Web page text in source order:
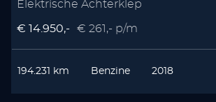
Elektrische Achterklep
€ 14.950,- € 261,- p/m
194.231 km Benzine 2018